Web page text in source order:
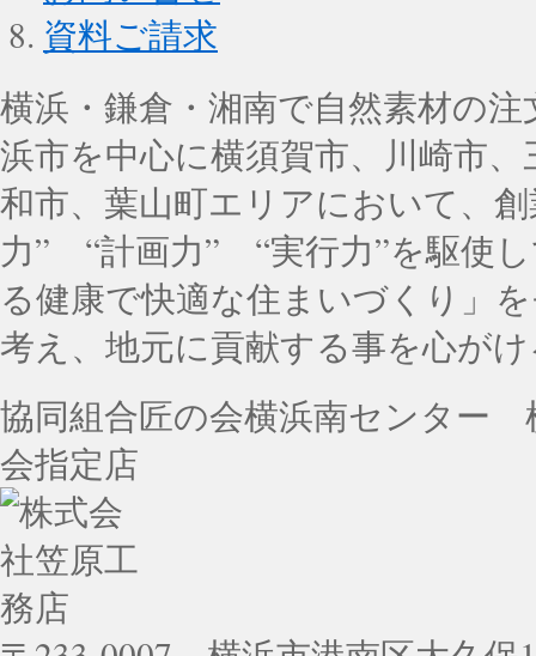
資料ご請求
横浜・鎌倉・湘南で自然素材の
浜市を中心に横須賀市、川崎市
和市、葉山町エリアにおいて、
力” “計画力” “実行力”を駆使
る健康で快適な住まいづくり」
考え、地元に貢献する事を心が
協同組合匠の会横浜南センター
会指定店